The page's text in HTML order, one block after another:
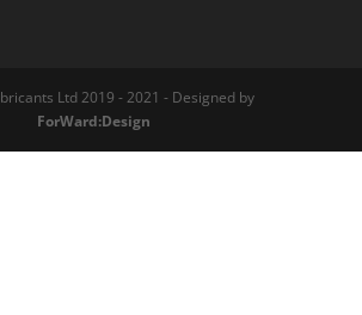
Ltd 2019 - 2021 - Designed by
ForWard:Design